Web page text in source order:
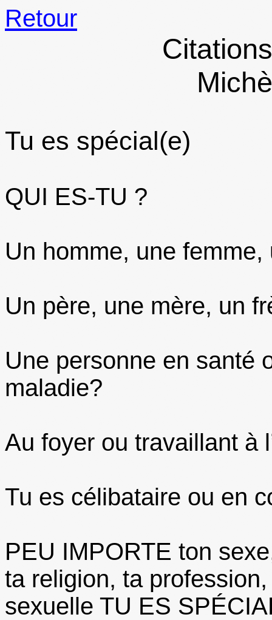
Retour
Tu es spécial(e)
QUI ES-TU ?
Un homme, une femme,
Un père, une mère, un
Une personne en santé
maladie?
Au foyer ou travaillant à
Tu es célibataire ou en
PEU IMPORTE ton
ta religion, ta
sexuelle TU ES